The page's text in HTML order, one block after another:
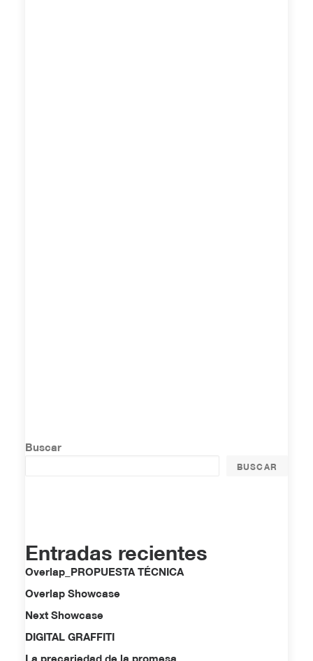
Buscar
BUSCAR
Entradas recientes
Overlap_PROPUESTA TÉCNICA
Overlap Showcase
Next Showcase
DIGITAL GRAFFITI
La precariedad de la promesa